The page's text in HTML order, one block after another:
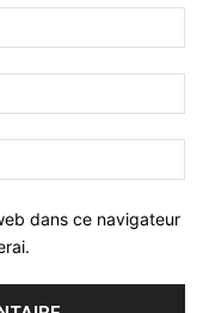
dans ce navigateur